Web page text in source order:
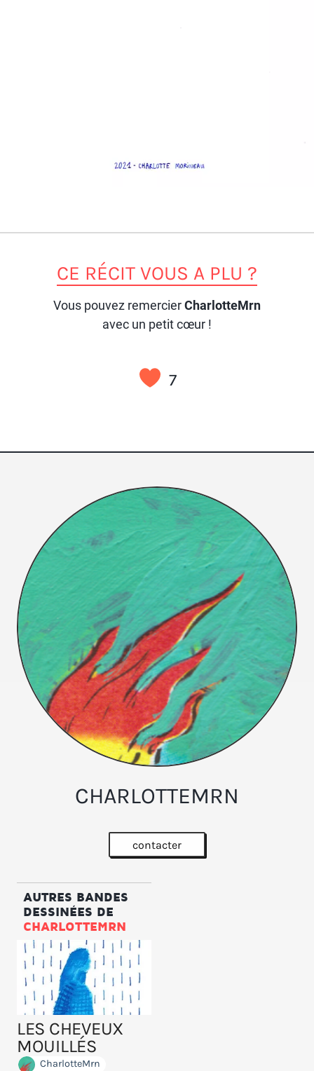
CE RÉCIT VOUS A PLU ?
Vous pouvez remercierCharlotteMrn
avec un petit cœur !
7
CHARLOTTEMRN
contacter
AUTRES BANDES
DESSINÉES DE
CHARLOTTEMRN
LES CHEVEUX
MOUILLÉS
CharlotteMrn